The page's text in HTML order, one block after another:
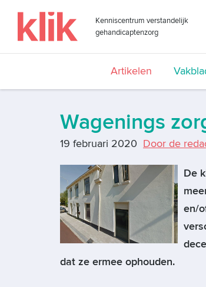
Kenniscentrum verstandelijk
gehandicaptenzorg
Artikelen
Wagenings
19 februari 2020 Door de
De
en/
dat ze ermee ophouden.